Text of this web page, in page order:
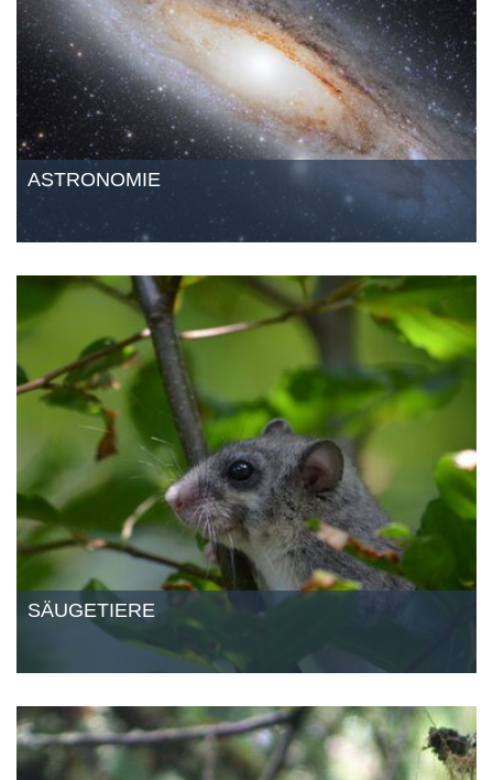
ASTRONOMIE
SÄUGETIERE